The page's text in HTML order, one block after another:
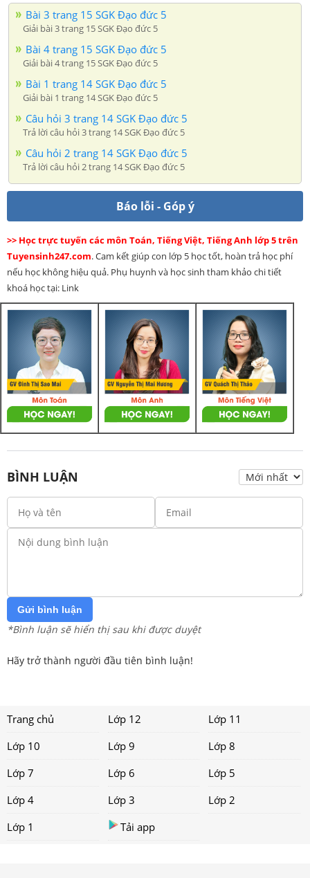
Bài 3 trang 15 SGK Đạo đức 5
Giải bài 3 trang 15 SGK Đạo đức 5
Bài 4 trang 15 SGK Đạo đức 5
Giải bài 4 trang 15 SGK Đạo đức 5
Bài 1 trang 14 SGK Đạo đức 5
Giải bài 1 trang 14 SGK Đạo đức 5
Câu hỏi 3 trang 14 SGK Đạo đức 5
Trả lời câu hỏi 3 trang 14 SGK Đạo đức 5
Câu hỏi 2 trang 14 SGK Đạo đức 5
Trả lời câu hỏi 2 trang 14 SGK Đạo đức 5
Báo lỗi - Góp ý
>> Học trực tuyến các môn Toán, Tiếng Việt, Tiếng Anh lớp 5 trên
Tuyensinh247.com. Cam kết giúp con lớp 5 học tốt, hoàn trả học phí
nếu học không hiệu quả. Phụ huynh và học sinh tham khảo chi tiết
khoá học tại: Link
BÌNH LUẬN
Gửi bình luận
*Bình luận sẽ hiển thị sau khi được duyệt
Hãy trở thành người đầu tiên bình luận!
Trang chủ Lớp 12
Lớp 11
Lớp 10
Lớp 9
Lớp 8
Lớp 7
Lớp 6
Lớp 5
Lớp 4
Lớp 3
Lớp 2
Lớp 1
Tải app